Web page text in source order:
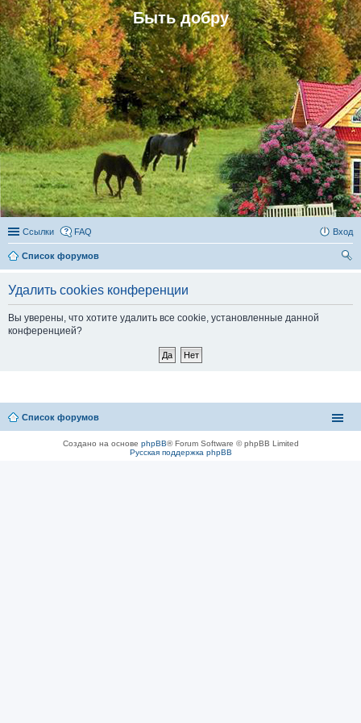
Быть добру
Ссылки FAQ Вход
Список форумов
Удалить cookies конференции
Вы уверены, что хотите удалить все cookie, установленные данной
конференцией?
Список форумов
Создано на основе phpBB® Forum Software © phpBB Limited
Русская поддержка phpBB